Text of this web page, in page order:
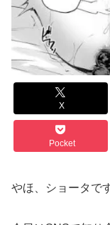
X
Pocket
やほ、ショータで